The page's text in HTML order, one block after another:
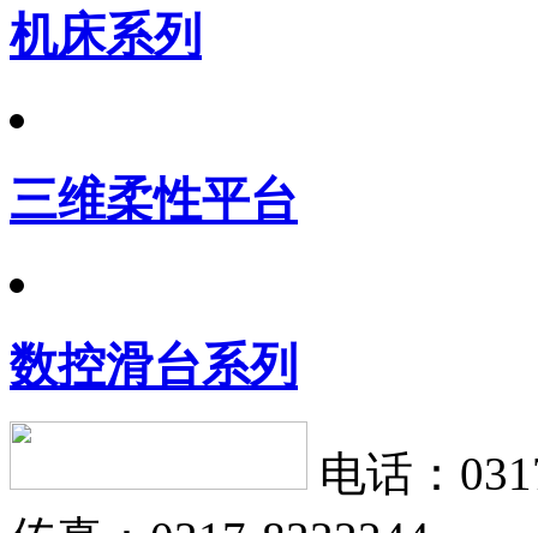
机床系列
三维柔性平台
数控滑台系列
电话：